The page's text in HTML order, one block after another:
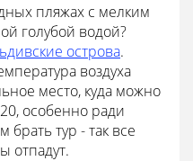
пляжах с мелким
голубой водой?
острова.
воздуха
место, куда можно
особенно ради
брать тур - так все
отпадут.